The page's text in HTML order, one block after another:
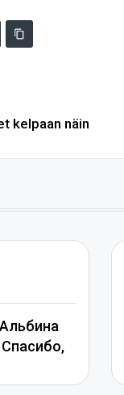
kelpaan näin